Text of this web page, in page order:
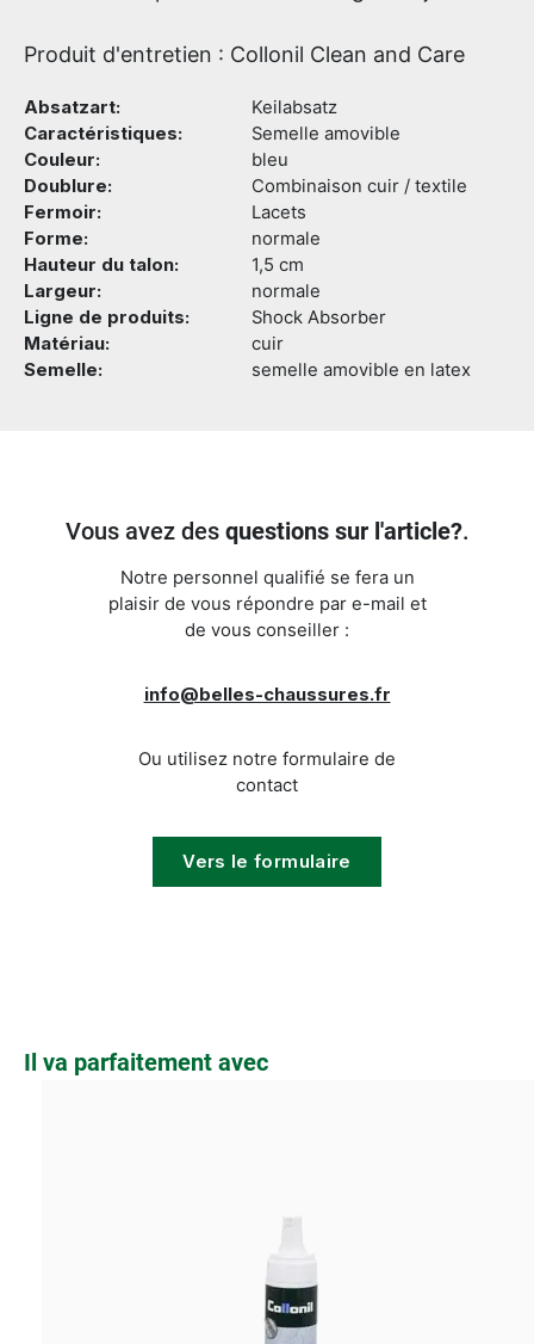
Produit d'entretien : Collonil Clean and Care
Absatzart:
Keilabsatz
Caractéristiques:
Semelle amovible
Couleur:
bleu
Doublure:
Combinaison cuir / textile
Fermoir:
Lacets
Forme:
normale
Hauteur du talon:
1,5 cm
Largeur:
normale
Ligne de produits:
Shock Absorber
Matériau:
cuir
Semelle:
semelle amovible en latex
Vous avez des questions sur l'article?.
Notre personnel qualifié se fera un
plaisir de vous répondre par e-mail et
de vous conseiller :
info@belles-chaussures.fr
Ou utilisez notre formulaire de
contact
Vers le formulaire
Ignorer la galerie de produits
Il va parfaitement avec